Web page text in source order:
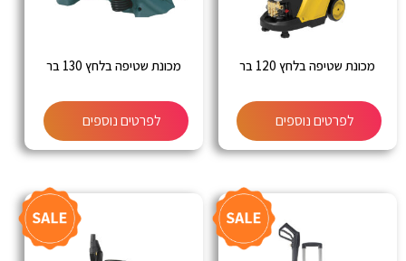
מכונת שטיפה בלחץ 120 בר
לפרטים נוספים
מכונת שטיפה בלחץ 130 בר
לפרטים נוספים